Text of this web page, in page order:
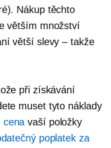
Nákup těchto
větším množství
větší slevy – takže
při získávání
muset tyto náklady
cena vaší položky
poplatek za